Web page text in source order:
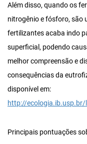
Além disso, quando os
nitrogênio e fósforo, são
fertilizantes acaba indo
superficial, podendo
melhor compreensão e
consequências da
disponível em:
http://
Principais pontuações